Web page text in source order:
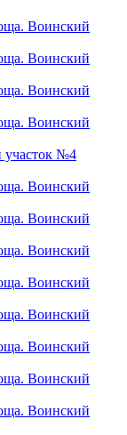
Воинский
Воинский
Воинский
Воинский
№4
Воинский
Воинский
Воинский
Воинский
Воинский
Воинский
Воинский
Воинский